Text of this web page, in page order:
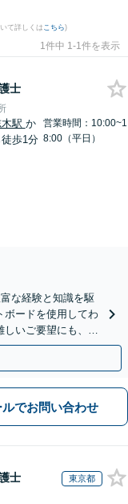
て詳しくはこちら)
1件中 1-1件を表示
士
駅 か
徒歩1分
営業時間：10:00~1
8:00（平日）
な経験と知識を駆
ボードを使用してわ
しいご要望にも、で
ます。
ルでお問い合わせ
士 東京都